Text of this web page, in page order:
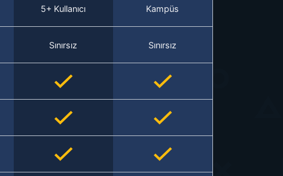
5+ Kullanıcı Kampüs
Sınırsız Sınırsız